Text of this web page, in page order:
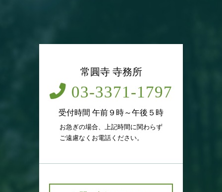
常圓寺 寺務所
03-3371-1797
受付時間 午前９時～午後５時
お急ぎの場合、上記時間に関わらず
ご遠慮なくお電話ください。